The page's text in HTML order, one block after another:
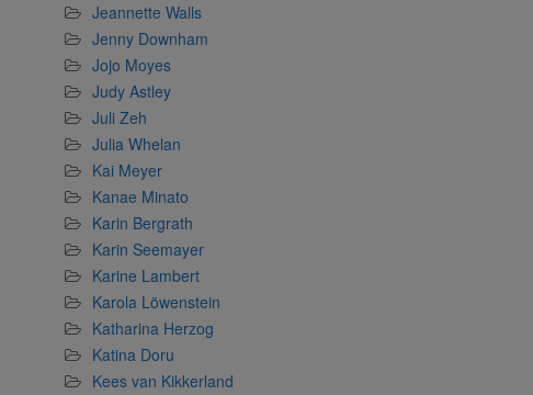
Jeannette Walls
Jenny Downham
Jojo Moyes
Judy Astley
Juli Zeh
Julia Whelan
Kai Meyer
Kanae Minato
Karin Bergrath
Karin Seemayer
Karine Lambert
Karola Löwenstein
Katharina Herzog
Katina Doru
Kees van Kikkerland